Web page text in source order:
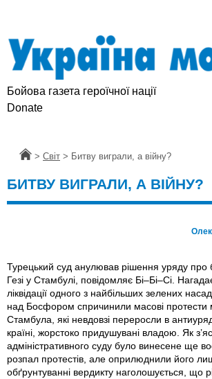
Бойова газета героїчної нації
Donate
Головна
> Світ > Битву виграли, а війну?
БИТВУ ВИГРАЛИ, А ВІЙНУ?
Турецький суд анулював рішення уряду про
Гезі у Стамбулі, повідомляє Бі–Бі–Сі.
ліквідації одного з найбільших зелених
над Босфором спричинили масові протести
Стамбула, які невдовзі переросли в
країні, жорстоко придушувані владою. Як
адміністративного суду було винесене ще
розпал протестів, але оприлюднили його
обґрунтуванні вердикту наголошується, що